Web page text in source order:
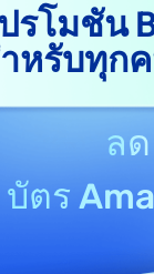
ดปุ่ม เพิ่มเครื่อง
รโมชัน
หรับทุก
ล
บัตร